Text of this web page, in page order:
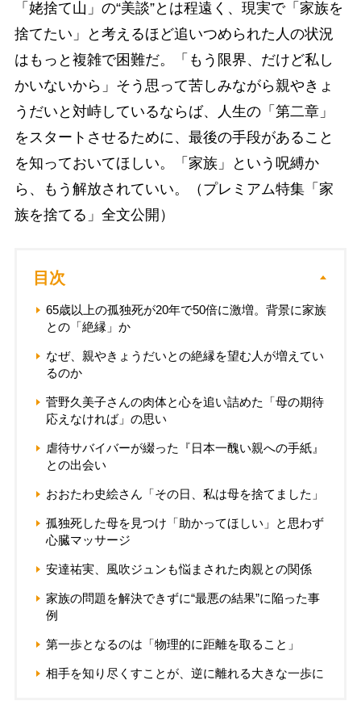
「姥捨て山」の“美談”とは程遠く、現実で「家族を
捨てたい」と考えるほど追いつめられた人の状況
はもっと複雑で困難だ。「もう限界、だけど私し
かいないから」そう思って苦しみながら親やきょ
うだいと対峙しているならば、人生の「第二章」
をスタートさせるために、最後の手段があること
を知っておいてほしい。「家族」という呪縛か
ら、もう解放されていい。（プレミアム特集「家
族を捨てる」全文公開）
目次
65歳以上の孤独死が20年で50倍に激増。背景に家族
との「絶縁」か
なぜ、親やきょうだいとの絶縁を望む人が増えてい
るのか
菅野久美子さんの肉体と心を追い詰めた「母の期待
応えなければ」の思い
虐待サバイバーが綴った『日本一醜い親への手紙』
との出会い
おおたわ史絵さん「その日、私は母を捨てました」
孤独死した母を見つけ「助かってほしい」と思わず
心臓マッサージ
安達祐実、風吹ジュンも悩まされた肉親との関係
家族の問題を解決できずに“最悪の結果”に陥った事
例
第一歩となるのは「物理的に距離を取ること」
相手を知り尽くすことが、逆に離れる大きな一歩に